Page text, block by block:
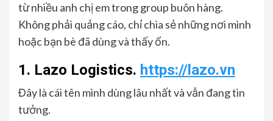
từ nhiều anh chị em trong group buôn hàng.
Không phải quảng cáo, chỉ chia sẻ những nơi mình
hoặc bạn bè đã dùng và thấy ổn.
1. Lazo Logistics. https://lazo.vn
Đây là cái tên mình dùng lâu nhất và vẫn đang tin
tưởng.